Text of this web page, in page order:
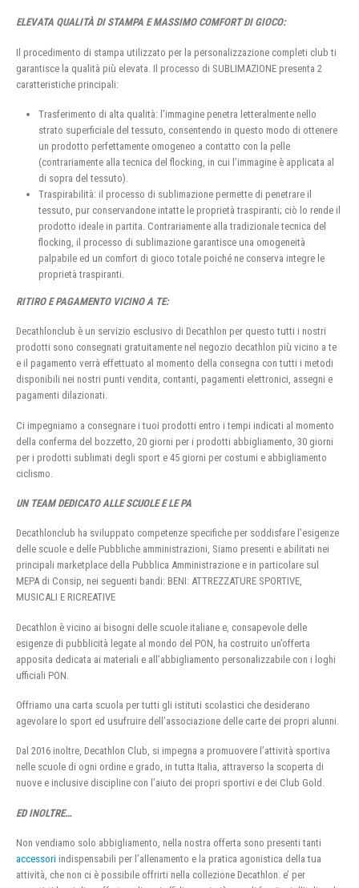
ELEVATA QUALITÀ DI STAMPA E MASSIMO COMFORT DI GIOCO:
Il procedimento di stampa utilizzato per la personalizzazione completi club ti
garantisce la qualità più elevata. Il processo di SUBLIMAZIONE presenta 2
caratteristiche principali:
Trasferimento di alta qualità: l’immagine penetra letteralmente nello
strato superficiale del tessuto, consentendo in questo modo di ottenere
un prodotto perfettamente omogeneo a contatto con la pelle
(contrariamente alla tecnica del flocking, in cui l’immagine è applicata al
di sopra del tessuto).
Traspirabilità: il processo di sublimazione permette di penetrare il
tessuto, pur conservandone intatte le proprietà traspiranti; ciò lo rende il
prodotto ideale in partita. Contrariamente alla tradizionale tecnica del
flocking, il processo di sublimazione garantisce una omogeneità
palpabile ed un comfort di gioco totale poiché ne conserva integre le
proprietà traspiranti.
RITIRO E PAGAMENTO VICINO A TE:
Decathlonclub è un servizio esclusivo di Decathlon per questo tutti i nostri
prodotti sono consegnati gratuitamente nel negozio decathlon più vicino a te
e il pagamento verrà effettuato al momento della consegna con tutti i metodi
disponibili nei nostri punti vendita, contanti, pagamenti elettronici, assegni e
pagamenti dilazionati.
Ci impegniamo a consegnare i tuoi prodotti entro i tempi indicati al momento
della conferma del bozzetto, 20 giorni per i prodotti abbigliamento, 30 giorni
per i prodotti sublimati degli sport e 45 giorni per costumi e abbigliamento
ciclismo.
UN TEAM DEDICATO ALLE SCUOLE E LE PA
Decathlonclub ha sviluppato competenze specifiche per soddisfare l’esigenze
delle scuole e delle Pubbliche amministrazioni, Siamo presenti e abilitati nei
principali marketplace della Pubblica Amministrazione e in particolare sul
MEPA di Consip, nei seguenti bandi: BENI: ATTREZZATURE SPORTIVE,
MUSICALI E RICREATIVE
Decathlon è vicino ai bisogni delle scuole italiane e, consapevole delle
esigenze di pubblicità legate al mondo del PON, ha costruito un’offerta
apposita dedicata ai materiali e all’abbigliamento personalizzabile con i loghi
ufficiali PON.
Offriamo una carta scuola per tutti gli istituti scolastici che desiderano
agevolare lo sport ed usufruire dell’associazione delle carte dei propri alunni.
Dal 2016 inoltre, Decathlon Club, si impegna a promuovere l’attività sportiva
nelle scuole di ogni ordine e grado, in tutta Italia, attraverso la scoperta di
nuove e inclusive discipline con l’aiuto dei propri sportivi e dei Club Gold.
ED INOLTRE…
Non vendiamo solo abbigliamento, nella nostra offerta sono presenti tanti
accessori indispensabili per l’allenamento e la pratica agonistica della tua
attività, che non ci è possibile offrirti nella collezione Decathlon. e’ per